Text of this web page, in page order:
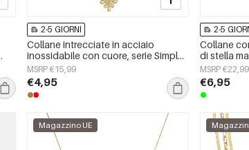
2-5 GIORNI
Collane intrecciate in acciaio
inossidabile con cuore, serie Simple
Daily Simple, gioielli da donna
MSRP €15,99
€4,95
2-5
Collane
di stella
MSRP €22,99
€6,95
Magazzino UE